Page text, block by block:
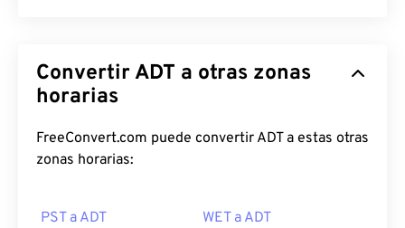
Convertir ADT a otras zonas
horarias
FreeConvert.com puede convertir ADT a estas otras
zonas horarias:
PST a ADT WET a ADT